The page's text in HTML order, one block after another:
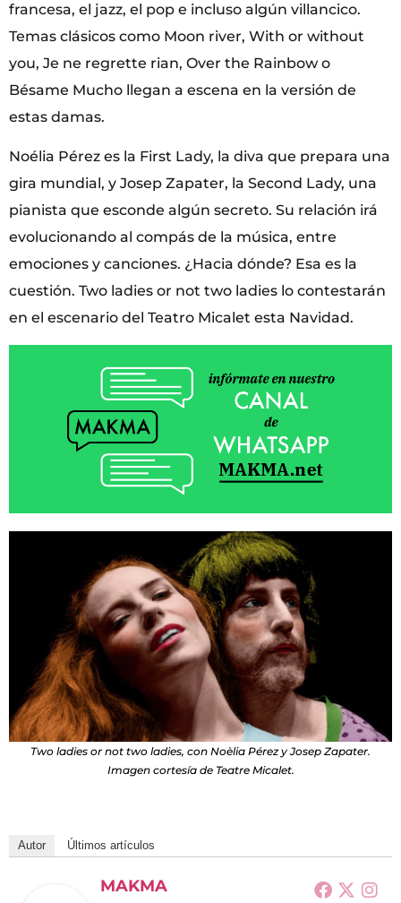
francesa, el jazz, el pop e incluso algún villancico.
Temas clásicos como Moon river, With or without
you, Je ne regrette rian, Over the Rainbow o
Bésame Mucho llegan a escena en la versión de
estas damas.
Noélia Pérez es la First Lady, la diva que prepara una
gira mundial, y Josep Zapater, la Second Lady, una
pianista que esconde algún secreto. Su relación irá
evolucionando al compás de la música, entre
emociones y canciones. ¿Hacia dónde? Esa es la
cuestión. Two ladies or not two ladies lo contestarán
en el escenario del Teatro Micalet esta Navidad.
Two ladies or not two ladies, con Noèlia Pérez y Josep Zapater.
Imagen cortesía de Teatre Micalet.
Autor Últimos artículos
MAKMA